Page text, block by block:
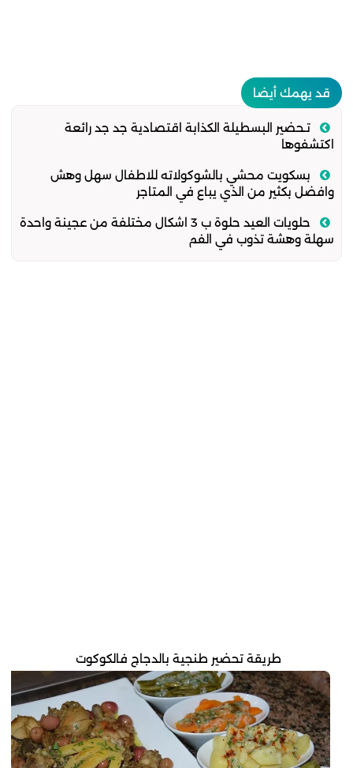
قد يهمك أيضا
تـحضير البسطيلة الكذابة اقتصادية جد جد رائعة
اكتشفوها
بسكويت محشي بالشوكولاته للاطفال سهل وهش
وافضل بكثير من الذي يباع في المتاجر
حلويات العيد حلوة ب 3 اشكال مختلفة من عجينة واحدة
سهلة وهشة تذوب في الفم
طريقة تحضير طنجية بالدجاج فالكوكوت